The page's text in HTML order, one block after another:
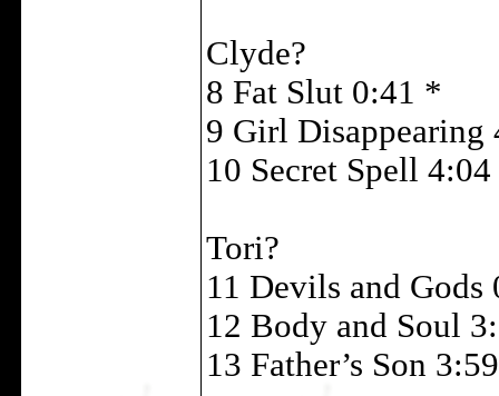
Clyde?
8 Fat Slut 0:41 *
9 Girl Disappearing
10 Secret Spell 4:04
Tori?
11 Devils and Gods
12 Body and Soul
13 Father’s Son 3:59